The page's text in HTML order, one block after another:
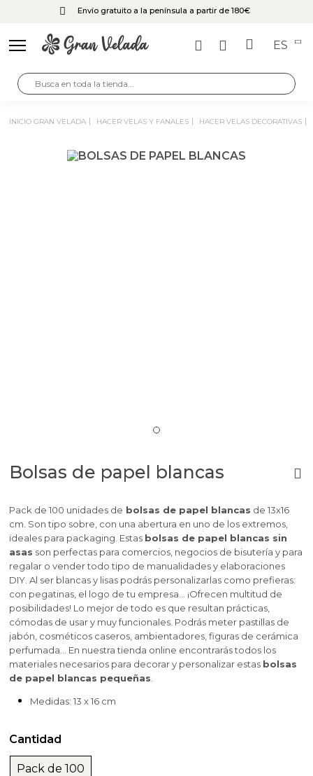
Envío gratuito a la península a partir de 180€
ES
INICIO GRAN VELADA HACER VELAS Y FANALES HACER VELAS DECORATIVAS
Bolsas de papel blancas
Pack de 100 unidades de bolsas de papel blancas de 13x16
cm. Son tipo sobre, con una abertura en uno de los extremos,
ideales para packaging. Estas bolsas de papel blancas sin
asas son perfectas para comercios, negocios de bisutería y para
regalar o vender todo tipo de manualidades y elaboraciones
DIY. Al ser blancas y lisas podrás personalizarlas como prefieras:
con pegatinas, el logo de tu empresa… ¡Ofrecen multitud de
posibilidades! Lo mejor de todo es que resultan prácticas,
cómodas de usar y muy funcionales. Podrás meter pastillas de
jabón, cosméticos caseros, ambientadores, figuras de cerámica
perfumada… En nuestra tienda online encontrarás todos los
materiales necesarios para decorar y personalizar estas bolsas
de papel blancas pequeñas
Medidas: 13 x 16 cm
Cantidad
Pack de 100